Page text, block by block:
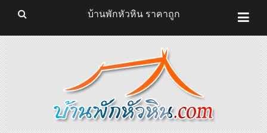
บ้านพักหัวหิน ราคาถูก